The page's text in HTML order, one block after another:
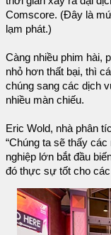
Comscore. (Đây là
lạm phát.)
Càng nhiều phim hài,
nhỏ hơn thất bại, thì
chúng sang các dịch
nhiều màn chiếu.
Eric Wold, nhà phân
“Chúng ta sẽ thấy
nghiệp lớn bắt đầu
đó thực sự tốt cho các